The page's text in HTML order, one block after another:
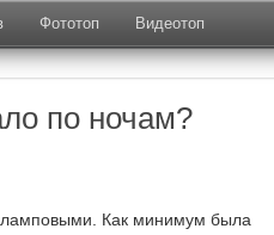
Фототоп Видеотоп
по ночам?
ламповыми. Как минимум была